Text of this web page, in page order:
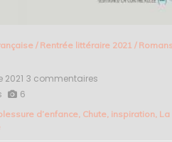
/ Rentrée littéraire 2021 / Romans
2021 3 commentaires
Jan
6
d’enfance, Chute, inspiration, La